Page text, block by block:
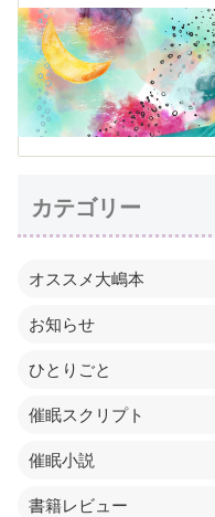
カテゴリー
オススメ大嶋本
お知らせ
ひとりごと
催眠スクリプト
催眠小説
書籍レビュー